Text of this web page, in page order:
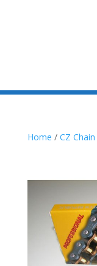
Home / CZ Chain